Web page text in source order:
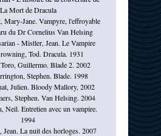
La Mort de Dracula
Mary-Jane. Vampyre, l'effroyable
du Dr Cornelius Van Helsing
- Mistler, Jean. Le Vampire
Tod. Dracula. 1931
Guillermo. Blade 2. 2002
Stephen. Blade. 1998
Julien. Bloody Mallory, 2002
Stephen. Van Helsing. 2004
Neil. Entretien avec un vampire.
1994
La nuit des horloges. 2007